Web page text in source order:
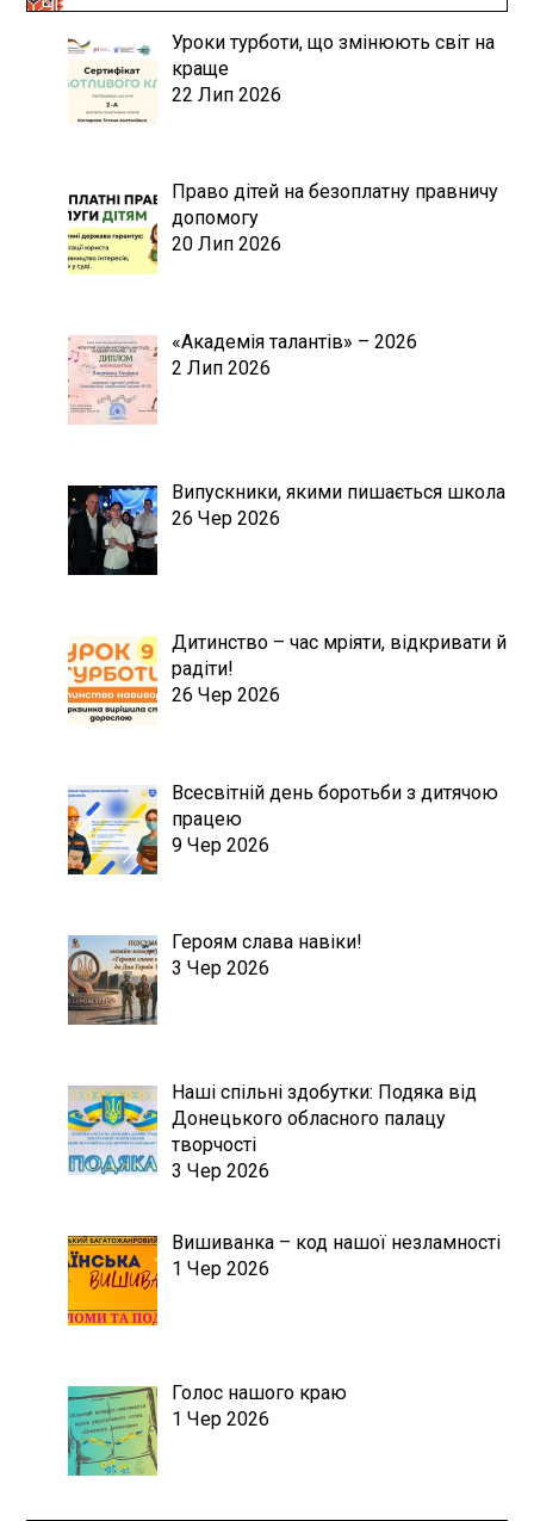
Уроки турботи, що змінюють світ на
краще
22 Лип 2026
Право дітей на безоплатну правничу
допомогу
20 Лип 2026
«Академія талантів» – 2026
2 Лип 2026
Випускники, якими пишається школа
26 Чер 2026
Дитинство – час мріяти, відкривати й
радіти!
26 Чер 2026
Всесвітній день боротьби з дитячою
працею
9 Чер 2026
Героям слава навіки!
3 Чер 2026
Наші спільні здобутки: Подяка від
Донецького обласного палацу
творчості
3 Чер 2026
Вишиванка – код нашої незламності
1 Чер 2026
Голос нашого краю
1 Чер 2026